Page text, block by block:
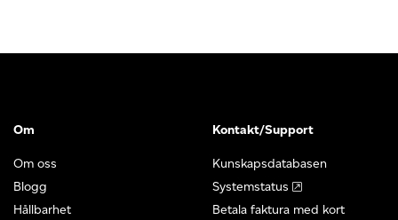
Om
Om oss
Blogg
Hållbarhet
Kontakt/Support
Kunskapsdatabasen
Systemstatus
Betala faktura med kort